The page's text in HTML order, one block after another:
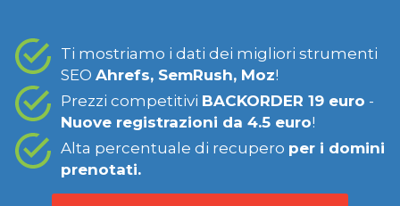
Ti mostriamo i dati dei migliori strumenti
SEO Ahrefs, SemRush, Moz!
Prezzi competitivi BACKORDER 19 euro -
Nuove registrazioni da 4.5 euro!
Alta percentuale di recupero per i domini
prenotati.